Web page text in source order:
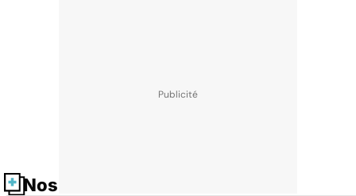
Nos fiches santé